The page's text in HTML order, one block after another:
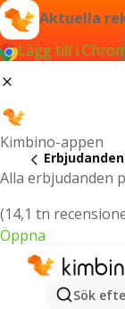
Aktuella
Lägg till i
Kimbino-appen
Alla erbjudanden
(14,1 tn
Öppna
Sök
Kållered